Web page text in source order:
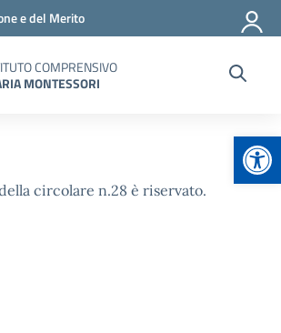
e del Merito
COMPRENSIVO
MONTESSORI
circolare n.28 è riservato.